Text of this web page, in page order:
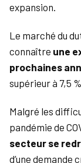
expansion.
Le marché du
connaître une
prochaines
supérieur à 7,5
Malgré les
pandémie de
secteur se
d’une demande